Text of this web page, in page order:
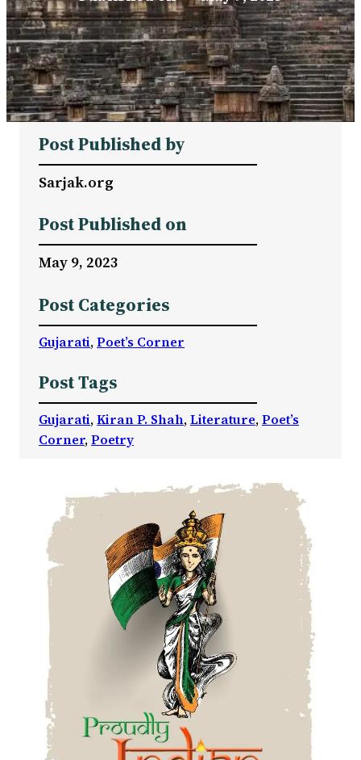
Post Published by
Sarjak.org
Post Published on
May 9, 2023
Post Categories
Gujarati, Poet’s Corner
Post Tags
Gujarati, Kiran P. Shah, Literature, Poet’s
Corner, Poetry